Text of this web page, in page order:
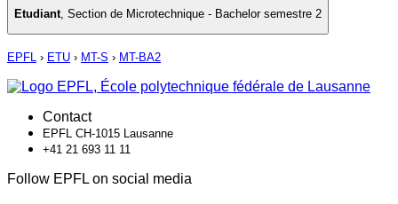
Etudiant, Section de Microtechnique - Bachelor semestre 2
EPFL › ETU › MT-S › MT-BA2
Contact
EPFL CH-1015 Lausanne
+41 21 693 11 11
Follow EPFL on social media